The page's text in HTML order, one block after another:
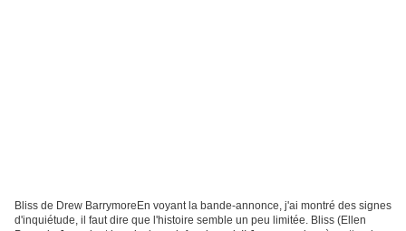
Bliss de Drew BarrymoreEn voyant la bande-annonce, j'ai montré des signes
d'inquiétude, il faut dire que l'histoire semble un peu limitée. Bliss (Ellen